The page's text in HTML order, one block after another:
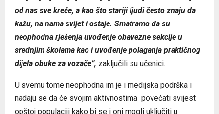
od nas sve kreće, a kao što stariji ljudi često znaju da
kažu, na nama svijet i ostaje. Smatramo da su
neophodna rješenja uvođenje obavezne sekcije u
srednjim školama kao i uvođenje polaganja praktičnog
dijela obuke za vozače”, zaključili su učenici.
U svemu tome neophodna im je i medijska podrška i
nadaju se da će svojim aktivnostima povećati svijest
opštoj populaciji kako bi se i oni mogli uključiti u